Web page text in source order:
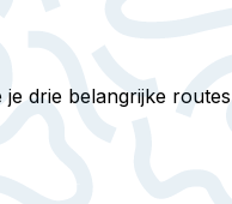
drie belangrijke routes